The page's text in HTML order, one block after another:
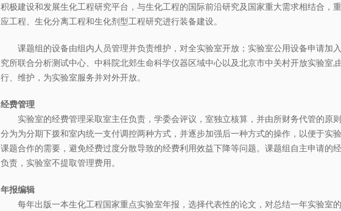
积极建设和发展生化工程研究平台，与生化工程的国际前沿研究及国家重大需求相结合，
应工程、生化分离工程和生化剂型工程研究进行装备建设。
课题组的设备由组内人员管理并负责维护，对全实验室开放；实验室公用设备申请加
究所联合分析测试中心、中科院北郊生命科学仪器区域中心以及北京市中关村开放实验室,
行、维护，为实验室服务并对外开放。
经费管理
实验室的经费管理采取室主任负责，学委会评议，室独立核算，并由所财务代管的原
分为为分期下拨和室内统一支付调控两种方式，并逐步加强后一种方式的操作，以便于实
课题合作的需要，避免经费过度分散导致的经费利用效益下降等问题。课题组自主申请的
负责，实验室不提取管理费用。
年报编辑
每年出版一本生化工程国家重点实验室年报，选择代表性的论文，对总结一年实验室